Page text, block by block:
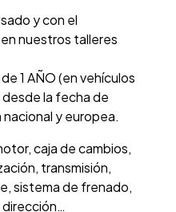
y con el
nuestros talleres
1 AÑO (en vehículos
desde la fecha de
y europea.
caja de cambios,
transmisión,
sistema de frenado,